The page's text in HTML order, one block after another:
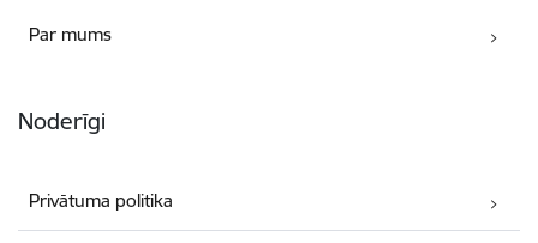
Par mums
Noderīgi
Privātuma politika